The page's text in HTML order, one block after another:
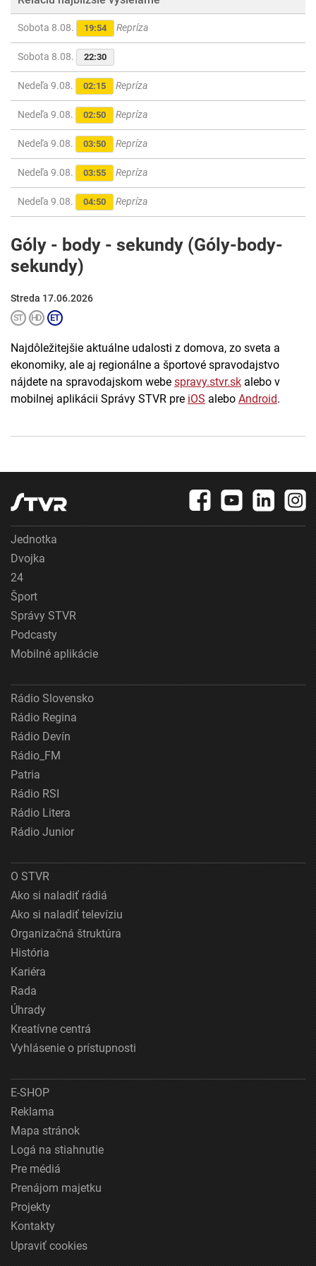
Sobota 8.08. 19:54 Repríza
Sobota 8.08. 22:30
Nedeľa 9.08. 02:15 Repríza
Nedeľa 9.08. 02:50 Repríza
Nedeľa 9.08. 03:50 Repríza
Nedeľa 9.08. 03:55 Repríza
Nedeľa 9.08. 04:50 Repríza
Góly - body - sekundy (Góly-body-
sekundy)
Streda 17.06.2026
Najdôležitejšie aktuálne udalosti z domova, zo sveta a
ekonomiky, ale aj regionálne a športové spravodajstvo
nájdete na spravodajskom webe spravy.stvr.sk alebo v
mobilnej aplikácii Správy STVR pre iOS alebo Android.
Jednotka
Dvojka
24
Šport
Správy STVR
Podcasty
Mobilné aplikácie
Rádio Slovensko
Rádio Regina
Rádio Devín
Rádio_FM
Patria
Rádio RSI
Rádio Litera
Rádio Junior
O STVR
Ako si naladiť rádiá
Ako si naladiť televíziu
Organizačná štruktúra
História
Kariéra
Rada
Úhrady
Kreatívne centrá
Vyhlásenie o prístupnosti
E-SHOP
Reklama
Mapa stránok
Logá na stiahnutie
Pre médiá
Prenájom majetku
Projekty
Kontakty
Upraviť cookies